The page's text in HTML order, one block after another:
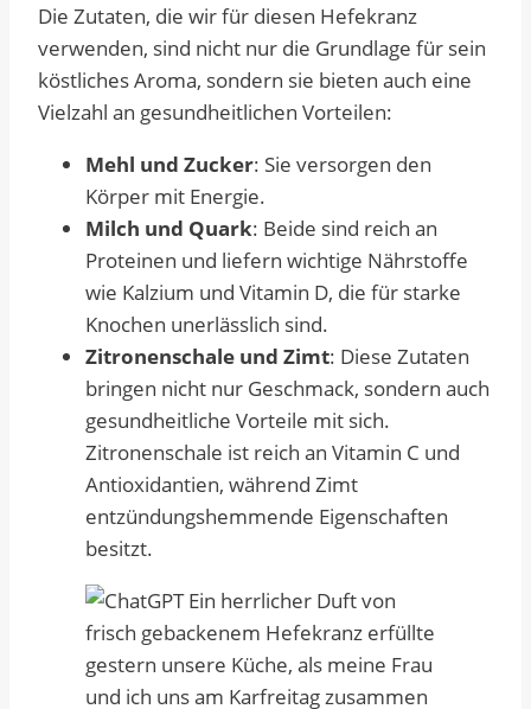
Die Zutaten, die wir für diesen Hefekranz
verwenden, sind nicht nur die Grundlage für sein
köstliches Aroma, sondern sie bieten auch eine
Vielzahl an gesundheitlichen Vorteilen:
Mehl und Zucker: Sie versorgen den
Körper mit Energie.
Milch und Quark: Beide sind reich an
Proteinen und liefern wichtige Nährstoffe
wie Kalzium und Vitamin D, die für starke
Knochen unerlässlich sind.
Zitronenschale und Zimt: Diese Zutaten
bringen nicht nur Geschmack, sondern auch
gesundheitliche Vorteile mit sich.
Zitronenschale ist reich an Vitamin C und
Antioxidantien, während Zimt
entzündungshemmende Eigenschaften
besitzt.